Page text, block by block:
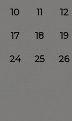
10 11 12
17 18 19
24 25 26